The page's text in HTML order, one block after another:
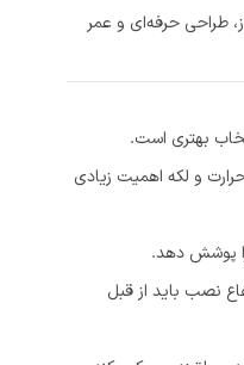
طراحی حرفه‌ای و عمر
بهتری است.
حرارت و لکه اهمیت زیادی
پوشش دهد.
نصب باید از قبل